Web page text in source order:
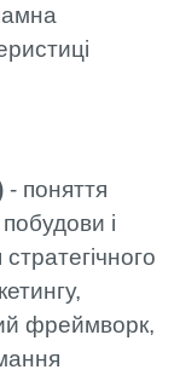
- поняття
і
фреймворк,